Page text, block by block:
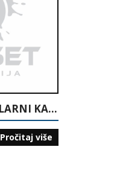
EXCEL (2000): TABELARNI KALKULATOR
Pročitaj više